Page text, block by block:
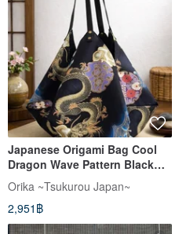
Japanese Origami Bag Cool
Dragon Wave Pattern Black
Modern Tote Bag
Orika ~Tsukurou Japan~
2,951฿